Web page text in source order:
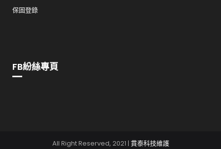
保固登錄
FB紛絲專頁
All Right Reserved, 2021 | 貫泰科技維護